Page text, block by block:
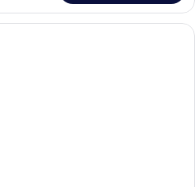
Kaliteli yatak takımı, minibar, odada